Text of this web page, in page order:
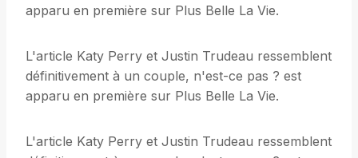
apparu en première sur Plus Belle La Vie.
L'article Katy Perry et Justin Trudeau ressemblent
définitivement à un couple, n'est-ce pas ? est
apparu en première sur Plus Belle La Vie.
L'article Katy Perry et Justin Trudeau ressemblent